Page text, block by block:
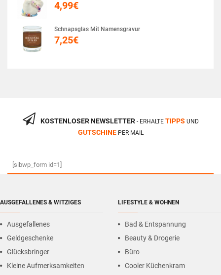
4,99€
Schnapsglas Mit Namensgravur
7,25€
KOSTENLOSER NEWSLETTER- ERHALTE TIPPS UND
GUTSCHINEPER MAIL
[sibwp_form id=1]
AUSGEFALLENES & WITZIGES
Ausgefallenes
Geldgeschenke
Glücksbringer
Kleine Aufmerksamkeiten
LIFESTYLE & WOHNEN
Bad & Entspannung
Beauty & Drogerie
Büro
Cooler Küchenkram